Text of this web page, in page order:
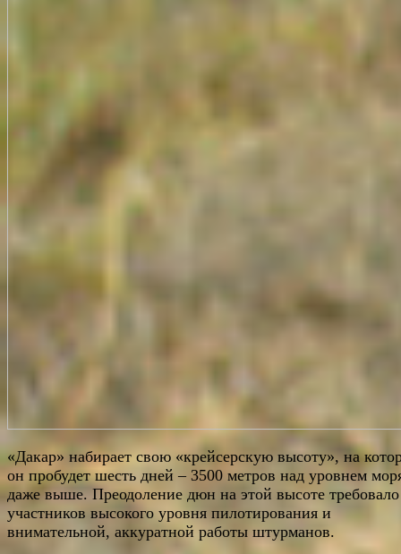
«Дакар» набирает свою «крейсерскую высоту», на
он пробудет шесть дней – 3500 метров над уровнем
даже выше. Преодоление дюн на этой высоте
участников высокого уровня пилотирования и
внимательной, аккуратной работы штурманов.